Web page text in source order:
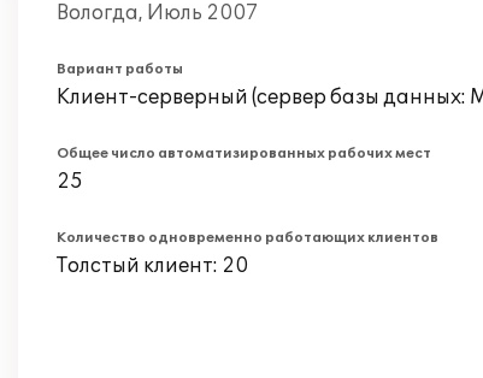
Вологда, Июль 2007
Вариант работы
Клиент-серверный (сервер базы данных:
Общее число автоматизированных рабочих мест
25
Количество одновременно работающих клиентов
Толстый клиент: 20